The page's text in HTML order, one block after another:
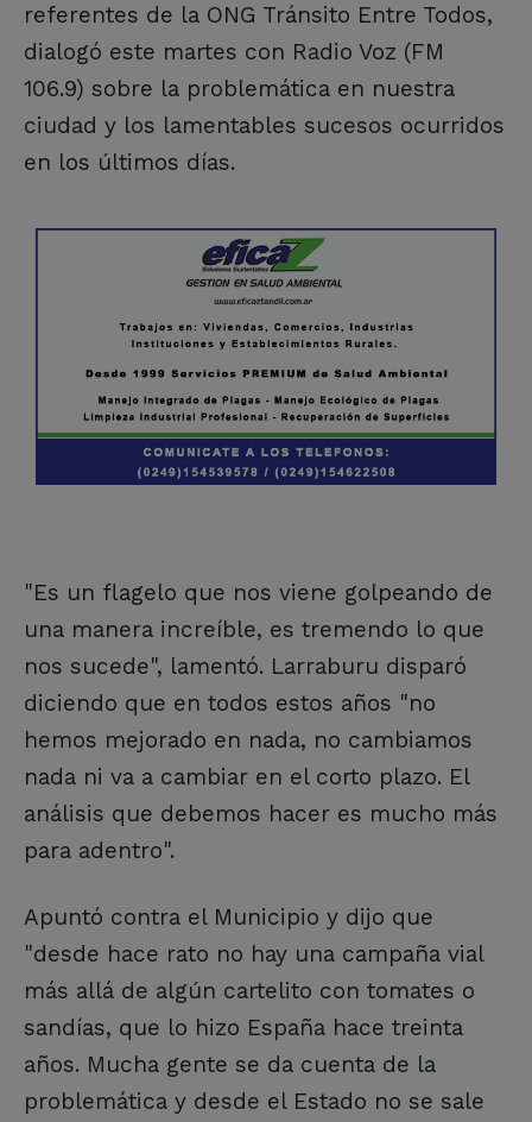
referentes de la ONG Tránsito Entre Todos,
dialogó este martes con Radio Voz (FM
106.9) sobre la problemática en nuestra
ciudad y los lamentables sucesos ocurridos
en los últimos días.
"Es un flagelo que nos viene golpeando de
una manera increíble, es tremendo lo que
nos sucede", lamentó. Larraburu disparó
diciendo que en todos estos años "no
hemos mejorado en nada, no cambiamos
nada ni va a cambiar en el corto plazo. El
análisis que debemos hacer es mucho más
para adentro".
Apuntó contra el Municipio y dijo que
"desde hace rato no hay una campaña vial
más allá de algún cartelito con tomates o
sandías, que lo hizo España hace treinta
años. Mucha gente se da cuenta de la
problemática y desde el Estado no se sale